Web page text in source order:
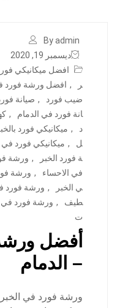
By admin
ديسمبر 19, 2020
افضل ميكانيكي
ر
, افضل ورشة فورد
ضيب فورد
, صيانة
انة فورد في الدمام
,
د
, ميكانيكي فورد
ل
, ميكانيكي فورد
ة فورد الخبر
, ورشة
في الاحساء
, ورشة
ي الخبر
, ورشة فورد
طيف
, ورشة فورد في
ت
أفضل
– الدمام
ورشة فورد في